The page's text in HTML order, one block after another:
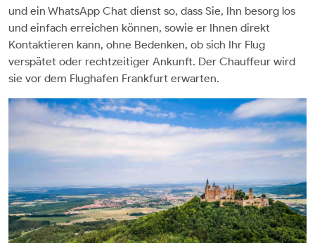
und ein WhatsApp Chat dienst so, dass Sie, Ihn besorg los
und einfach erreichen können, sowie er Ihnen direkt
Kontaktieren kann, ohne Bedenken, ob sich Ihr Flug
verspätet oder rechtzeitiger Ankunft. Der Chauffeur wird
sie vor dem Flughafen Frankfurt erwarten.